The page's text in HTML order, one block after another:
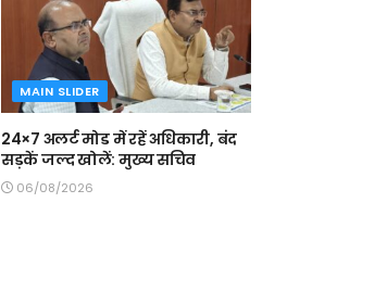
MAIN SLIDER
24×7 अलर्ट मोड में रहें अधिकारी, बंद
सड़कें जल्द खोलें: मुख्य सचिव
06/08/2026